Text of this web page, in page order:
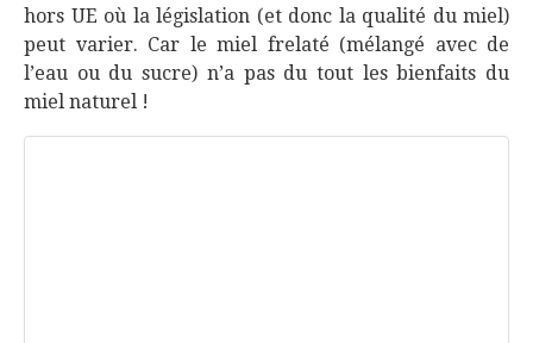
hors UE où la législation (et donc la qualité du miel)
peut varier. Car le miel frelaté (mélangé avec de
l’eau ou du sucre) n’a pas du tout les bienfaits du
miel naturel !